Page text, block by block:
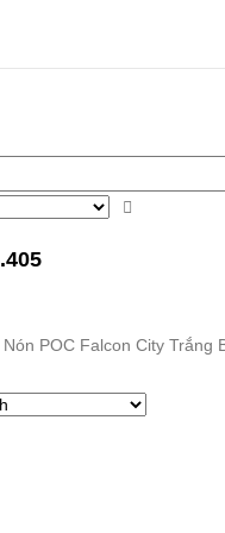
Nón POC Falcon City Trắng